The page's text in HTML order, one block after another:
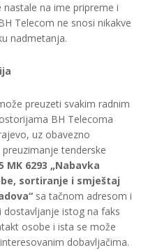
na ime pripreme i
Telecom ne snosi nikakve
nadmetanja.
preuzeti svakim radnim
BH Telecoma
uz obavezno
tenderske
MK 6293 „Nabavka
sortiranje i smještaj
sa tačnom adresom i
istog na faks
osobe i ista se može
dobavljačima.